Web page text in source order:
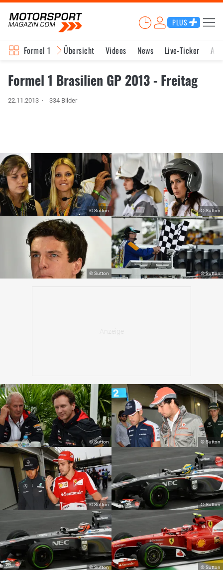
PLUS
Formel 1 Übersicht Videos News Live-Ticker
Formel 1 Brasilien GP 2013 - Freitag
22.11.2013 334 Bilder